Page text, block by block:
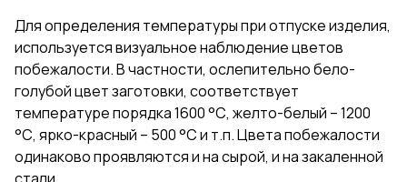
Для определения температуры при отпуске изделия,
используется визуальное наблюдение цветов
побежалости. В частности, ослепительно бело-
голубой цвет заготовки, соответствует
температуре порядка 1600 °С, желто-белый – 1200
°С, ярко-красный – 500 °С и т.п. Цвета побежалости
одинаково проявляются и на сырой, и на закаленной